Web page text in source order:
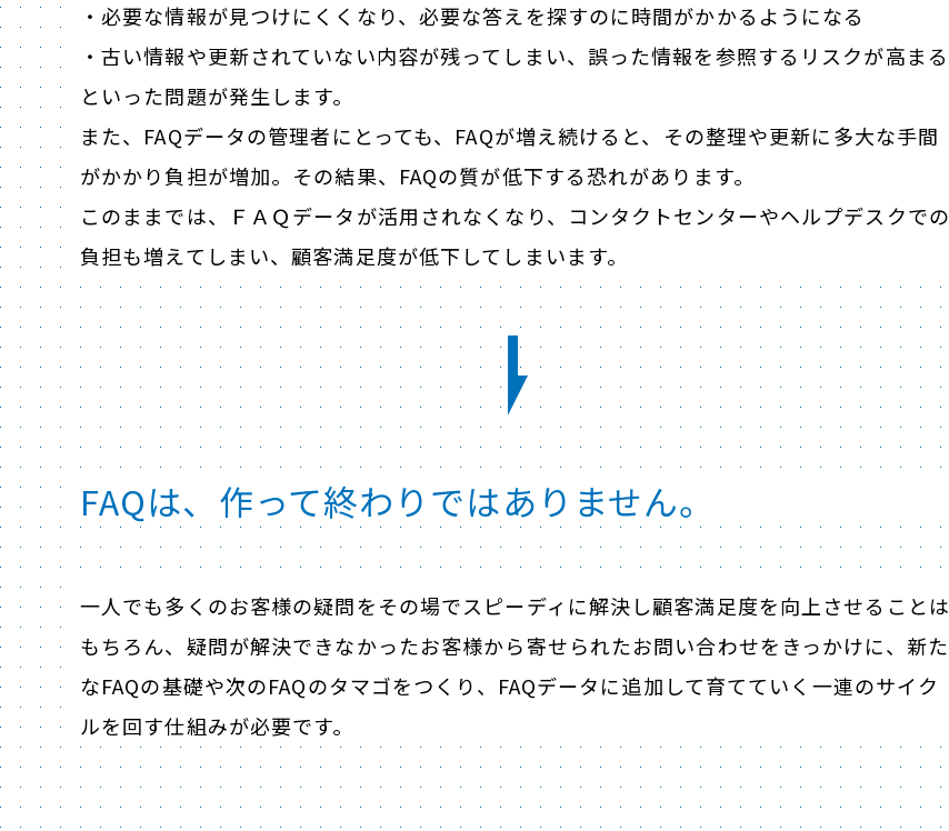
・必要な情報が見つけにくくなり、必要な答えを探すのに時間がかかるようになる
・古い情報や更新されていない内容が残ってしまい、誤った情報を参照するリスクが高まる
といった問題が発生します。
また、FAQデータの管理者にとっても、FAQが増え続けると、その整理や更新に多大な手間
がかかり負担が増加。その結果、FAQの質が低下する恐れがあります。
このままでは、ＦＡＱデータが活用されなくなり、コンタクトセンターやヘルプデスクでの
負担も増えてしまい、顧客満足度が低下してしまいます。
FAQは、作って終わりではありません。
一人でも多くのお客様の疑問をその場でスピーディに解決し顧客満足度を向上させることは
もちろん、疑問が解決できなかったお客様から寄せられたお問い合わせをきっかけに、新た
なFAQの基礎や次のFAQのタマゴをつくり、FAQデータに追加して育てていく一連のサイク
ルを回す仕組みが必要です。